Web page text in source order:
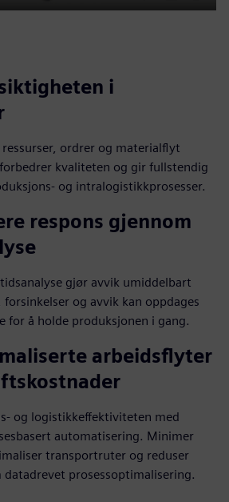
Mute Settings
PIP
Enter
i
ordrer og materialflyt
kvaliteten og gir fullstendig
og intralogistikkprosesser.
respons gjennom
gjør avvik umiddelbart
forsinkelser og avvik kan oppdages
for å holde produksjonen i gang.
arbeidsflyter
og logistikkeffektiviteten med
automatisering. Minimer
transportruter og reduser
datadrevet prosessoptimalisering.